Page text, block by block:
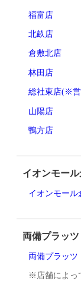
福富店
北畝店
倉敷北店
林田店
総社東店(※営
山陽店
鴨方店
イオンモー
イオンモール
両備プラッツ
両備プラッツ
※店舗によっ